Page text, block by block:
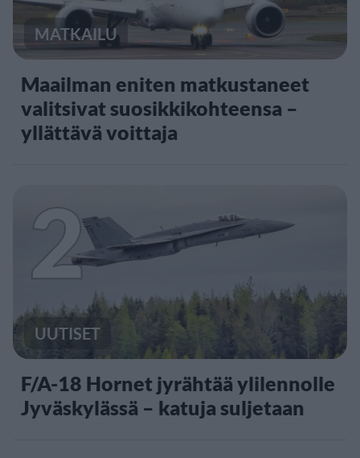
MATKAILU
Maailman eniten matkustaneet
valitsivat suosikkikohteensa –
yllättävä voittaja
2
UUTISET
F/A-18 Hornet jyrähtää ylilennolle
Jyväskylässä – katuja suljetaan